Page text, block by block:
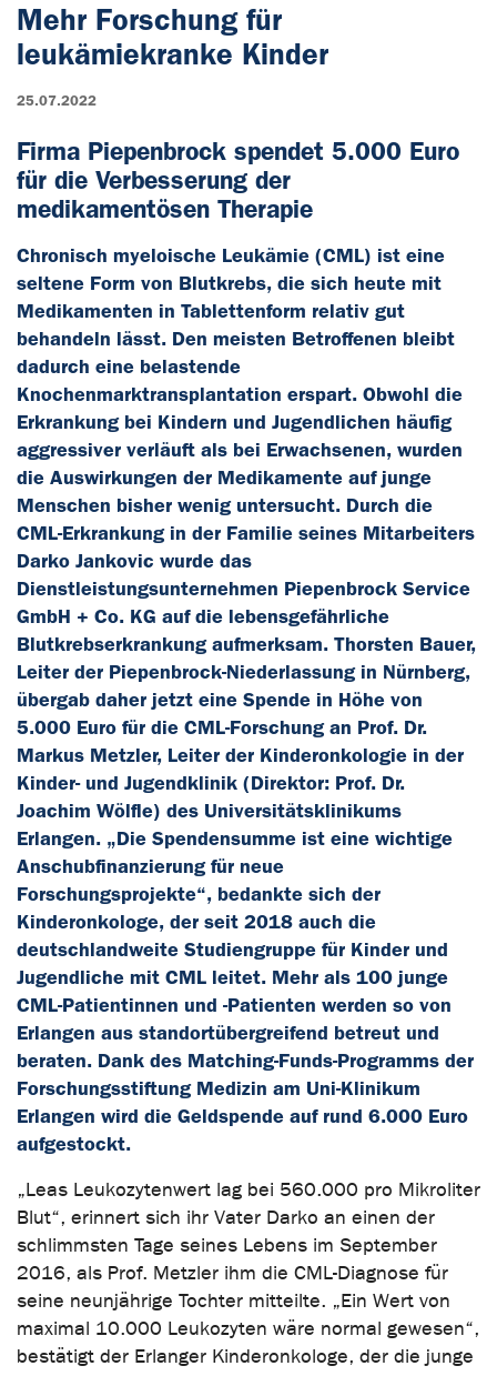
Mehr Forschung für
leukämiekranke Kinder
25.07.2022
Firma Piepenbrock spendet 5.000 Euro
für die Verbesserung der
medikamentösen Therapie
Chronisch myeloische Leukämie (CML) ist eine
seltene Form von Blutkrebs, die sich heute mit
Medikamenten in Tablettenform relativ gut
behandeln lässt. Den meisten Betroffenen bleibt
dadurch eine belastende
Knochenmarktransplantation erspart. Obwohl die
Erkrankung bei Kindern und Jugendlichen häufig
aggressiver verläuft als bei Erwachsenen, wurden
die Auswirkungen der Medikamente auf junge
Menschen bisher wenig untersucht. Durch die
CML-Erkrankung in der Familie seines Mitarbeiters
Darko Jankovic wurde das
Dienstleistungsunternehmen Piepenbrock Service
GmbH + Co. KG auf die lebensgefährliche
Blutkrebserkrankung aufmerksam. Thorsten Bauer,
Leiter der Piepenbrock-Niederlassung in Nürnberg,
übergab daher jetzt eine Spende in Höhe von
5.000 Euro für die CML-Forschung an Prof. Dr.
Markus Metzler, Leiter der Kinderonkologie in der
Kinder- und Jugendklinik (Direktor: Prof. Dr.
Joachim Wölfle) des Universitätsklinikums
Erlangen. „Die Spendensumme ist eine wichtige
Anschubfinanzierung für neue
Forschungsprojekte“, bedankte sich der
Kinderonkologe, der seit 2018 auch die
deutschlandweite Studiengruppe für Kinder und
Jugendliche mit CML leitet. Mehr als 100 junge
CML-Patientinnen und -Patienten werden so von
Erlangen aus standortübergreifend betreut und
beraten. Dank des Matching-Funds-Programms der
Forschungsstiftung Medizin am Uni-Klinikum
Erlangen wird die Geldspende auf rund 6.000 Euro
aufgestockt.
„Leas Leukozytenwert lag bei 560.000 pro Mikroliter
Blut“, erinnert sich ihr Vater Darko an einen der
schlimmsten Tage seines Lebens im September
2016, als Prof. Metzler ihm die CML-Diagnose für
seine neunjährige Tochter mitteilte. „Ein Wert von
maximal 10.000 Leukozyten wäre normal gewesen“,
bestätigt der Erlanger Kinderonkologe, der die junge